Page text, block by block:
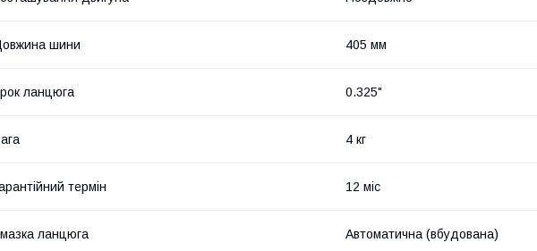
шини 405 мм
ланцюга 0.325"
4 кг
термін 12 міс
ланцюга Автоматична (вбудована)